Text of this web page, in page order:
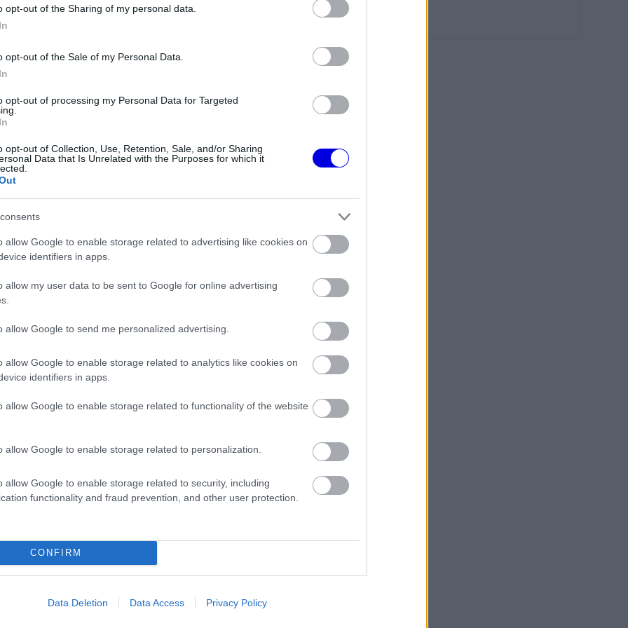
opt-out of the Sharing of my personal data.
opt-out of the Sale of my Personal Data.
opt-out of processing my Personal Data for Targeted
opt-out of Collection, Use, Retention, Sale, and/or Sharing
Data that Is Unrelated with the Purposes for which it
allow Google to enable storage related to advertising like cookies on
identifiers in apps.
allow my user data to be sent to Google for online advertising
allow Google to send me personalized advertising.
allow Google to enable storage related to analytics like cookies on
identifiers in apps.
allow Google to enable storage related to functionality of the website
allow Google to enable storage related to personalization.
allow Google to enable storage related to security, including
functionality and fraud prevention, and other user protection.
CONFIRM
Data Deletion Data Access Privacy Policy
arról, hogy ez a pillanat most érkezett
szerelője
F1-es
az Aston Martin az F1-ben